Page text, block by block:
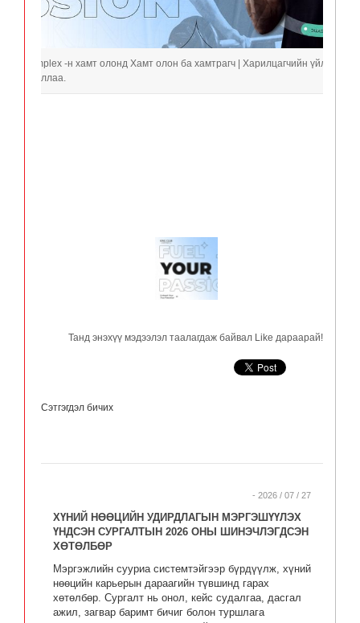
complex -н хамт олонд Хамт олон ба хамтрагч | Харилцагчийн үйлчилгээ
байгууллаа.
Танд энэхүү мэдээлэл таалагдаж байвал Like дараарай!
Сэтгэгдэл бичих
- 2026 / 07 / 27
ХҮНИЙ НӨӨЦИЙН УДИРДЛАГЫН МЭРГЭШҮҮЛЭХ
ҮНДСЭН СУРГАЛТЫН 2026 ОНЫ ШИНЭЧЛЭГДСЭН
ХӨТӨЛБӨР
Мэргэжлийн сууриа системтэйгээр бүрдүүлж, хүний
нөөцийн карьерын дараагийн түвшинд гарах
хөтөлбөр. Сургалт нь онол, кейс судалгаа, дасгал
ажил, загвар баримт бичиг болон туршлага